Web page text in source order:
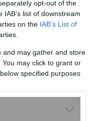
opt-out of the
list of downstream
on the IAB’s List of
and may gather and store
may click to grant or
specified purposes
ΙΧ!